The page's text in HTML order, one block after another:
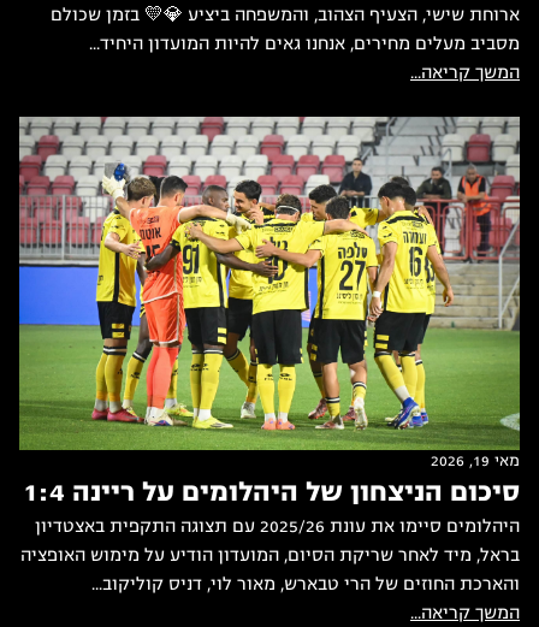
ארוחת שישי, הצעיף הצהוב, והמשפחה ביציע 💎💛 בזמן שכולם
מסביב מעלים מחירים, אנחנו גאים להיות המועדון היחיד...
המשך קריאה...
מאי 19, 2026
סיכום הניצחון של היהלומים על ריינה 1:4
היהלומים סיימו את עונת 2025/26 עם תצוגה התקפית באצטדיון
בראל, מיד לאחר שריקת הסיום, המועדון הודיע על מימוש האופציה
והארכת החוזים של הרי טבארש, מאור לוי, דניס קוליקוב...
המשך קריאה...